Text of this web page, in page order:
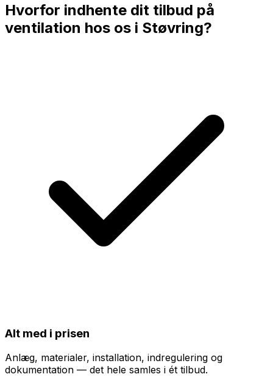
Hvorfor indhente dit tilbud på
ventilation hos os i Støvring?
Alt med i prisen
Anlæg, materialer, installation, indregulering og
dokumentation — det hele samles i ét tilbud.